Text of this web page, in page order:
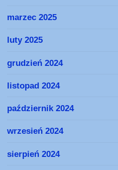
marzec 2025
luty 2025
grudzień 2024
listopad 2024
październik 2024
wrzesień 2024
sierpień 2024